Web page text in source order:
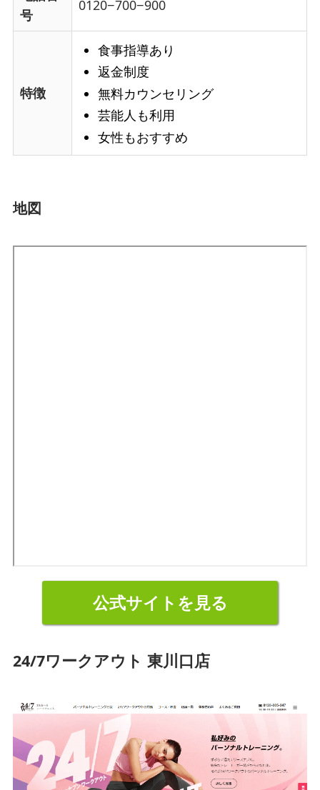
号
0120−700−900
特徴
食事指導あり
返金制度
無料カウンセリング
芸能人も利用
女性もおすすめ
地図
公式サイトを見る
24/7ワークアウト 東川口店